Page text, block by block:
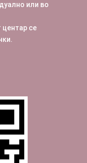
или во
центар се